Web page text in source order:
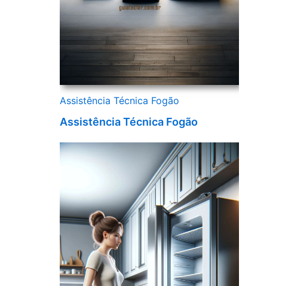
Assistência Técnica Fogão
Assistência Técnica Fogão